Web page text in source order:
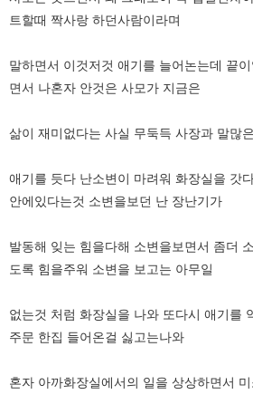
트할때 짝사랑 하던사람이라며
말하면서 이것저것 애기를 늘어논는데 끝
면서 나혼자 안것은 사모가 지금은
삶이 재미없다는 사실 무둑득 사장과 말많
애기를 듯다 난소변이 마려워 화장실을 갓
안에있다는것 소변을보던 난 장난기가
발동해 잊는 힘을다해 소변을보면서 좀더
도록 힘을주워 소변을 보고는 아무일
없는것 처럼 화장실을 나와 또다시 애기를
주문 한집 들어온걸 싫고는나와
혼자 아까화장실에서의 일을 상상하면서